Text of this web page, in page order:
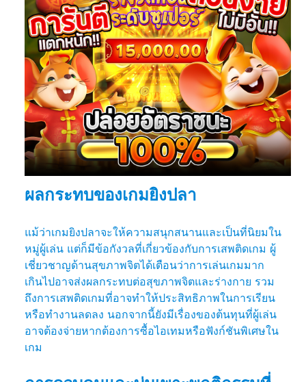
ผลกระทบของเกมยิงปลา
แม้ว่าเกมยิงปลาจะให้ความสนุกสนานและเป็นที่นิยมใน
หมู่ผู้เล่น แต่ก็มีข้อกังวลที่เกี่ยวข้องกับการเสพติดเกม ผู้
เชี่ยวชาญด้านสุขภาพจิตได้เตือนว่าการเล่นเกมมาก
เกินไปอาจส่งผลกระทบต่อสุขภาพจิตและร่างกาย รวม
ถึงการเสพติดเกมที่อาจทำให้ประสิทธิภาพในการเรียน
หรือทำงานลดลง นอกจากนี้ยังมีเรื่องของต้นทุนที่ผู้เล่น
อาจต้องจ่ายหากต้องการซื้อไอเทมหรือฟังก์ชันพิเศษใน
เกม